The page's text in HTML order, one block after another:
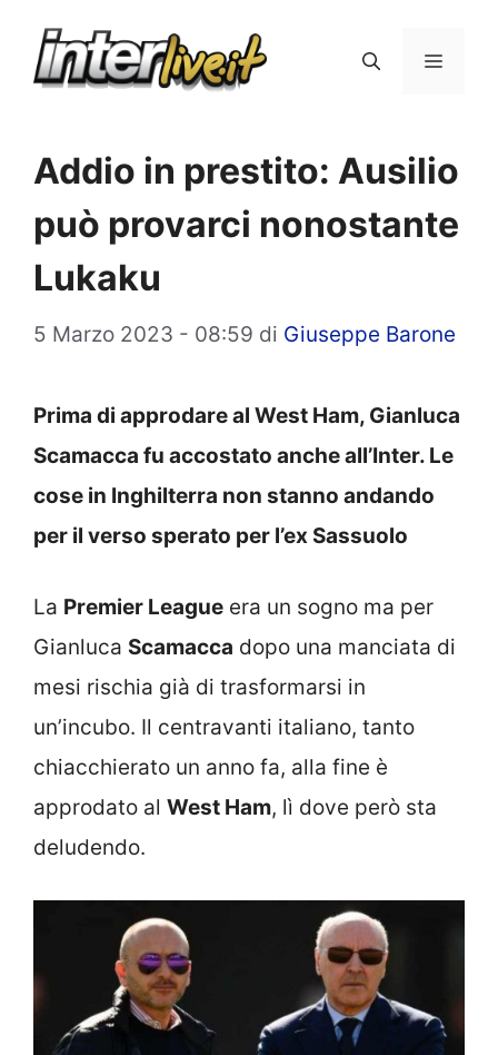
Menu
Addio in prestito: Ausilio
può provarci nonostante
Lukaku
5 Marzo 2023 - 08:59 di Giuseppe Barone
Prima di approdare al West Ham, Gianluca
Scamacca fu accostato anche all’Inter. Le
cose in Inghilterra non stanno andando
per il verso sperato per l’ex Sassuolo
La Premier League era un sogno ma per
Gianluca Scamacca dopo una manciata di
mesi rischia già di trasformarsi in
un’incubo. Il centravanti italiano, tanto
chiacchierato un anno fa, alla fine è
approdato al West Ham, lì dove però sta
deludendo.